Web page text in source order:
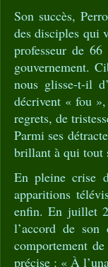
Son succès,
des disciples qui
professeur de
gouvernement.
nous glisse-t-il
décrivent « fou
regrets, de
Parmi ses
brillant à qui tout
En pleine crise
apparitions
enfin. En juillet
l’accord de
comportement
précise : « À